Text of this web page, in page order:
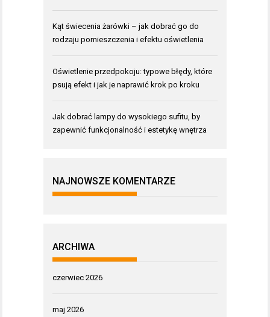
Kąt świecenia żarówki – jak dobrać go do
rodzaju pomieszczenia i efektu oświetlenia
Oświetlenie przedpokoju: typowe błędy, które
psują efekt i jak je naprawić krok po kroku
Jak dobrać lampy do wysokiego sufitu, by
zapewnić funkcjonalność i estetykę wnętrza
NAJNOWSZE KOMENTARZE
ARCHIWA
czerwiec 2026
maj 2026